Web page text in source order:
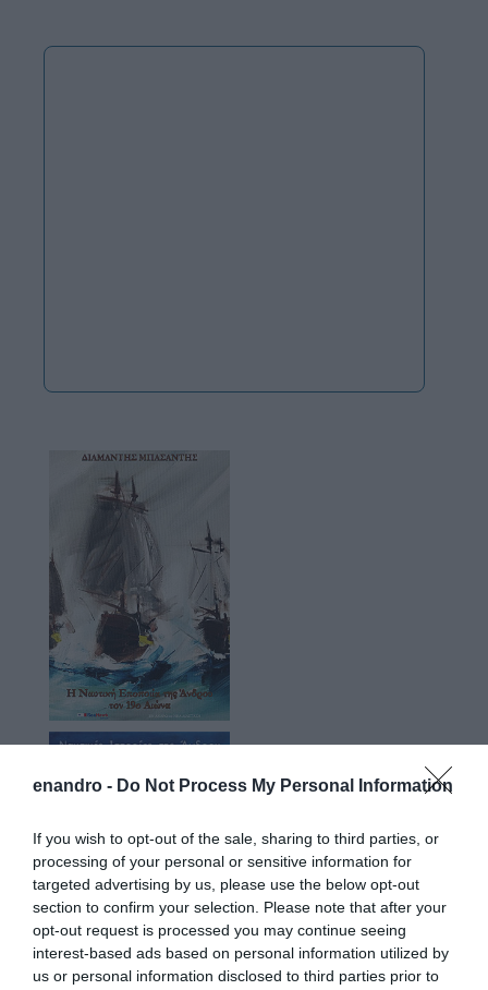
enandro - Do Not Process My Personal Information
If you wish to opt-out of the sale, sharing to third parties, or
processing of your personal or sensitive information for
targeted advertising by us, please use the below opt-out
section to confirm your selection. Please note that after your
opt-out request is processed you may continue seeing
interest-based ads based on personal information utilized by
us or personal information disclosed to third parties prior to